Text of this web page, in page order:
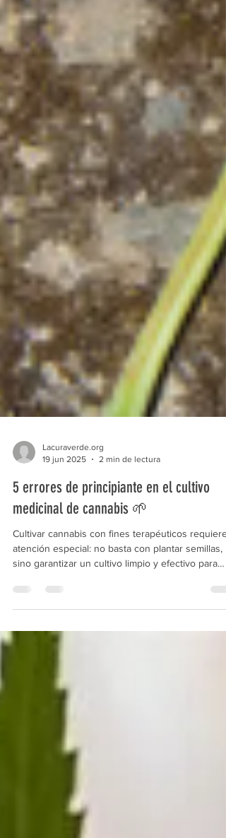
Lacuraverde.org
19 jun 2025
2 min de lectura
5 errores de principiante en el cultivo
medicinal de cannabis 🌱
atención especial: no basta con plantar semillas,
sino garantizar un cultivo limpio y efectivo para